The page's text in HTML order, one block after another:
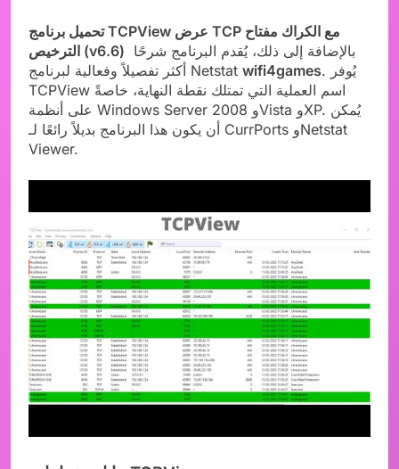
تحميل برنامج TCPView عرض TCP مع الكراك مفتاح
الترخيص (v6.6)
أكثر تفصيلاً وفعالية لبرنامج Netstat wifi4games. يُوفر
TCPView اسم العملية التي تمتلك نقطة النهاية، خاصةً
على أنظمة Windows Server 2008 وVista وXP. يُمكن
أن يكون هذا البرنامج بديلاً رائعًا لـ CurrPorts وNetstat
Viewer.